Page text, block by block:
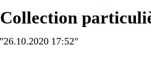
17:52"